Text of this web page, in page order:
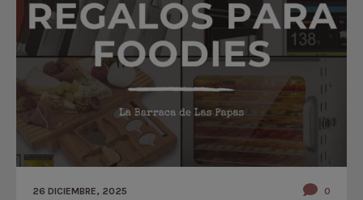
26 DICIEMBRE, 2025 0